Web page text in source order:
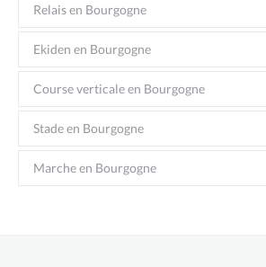
Relais en Bourgogne
Ekiden en Bourgogne
Course verticale en Bourgogne
Stade en Bourgogne
Marche en Bourgogne